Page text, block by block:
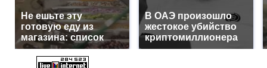
Не ешьте эту
готовую еду из
магазина: список
В ОАЭ произошло
жестокое убийство
криптомиллионера